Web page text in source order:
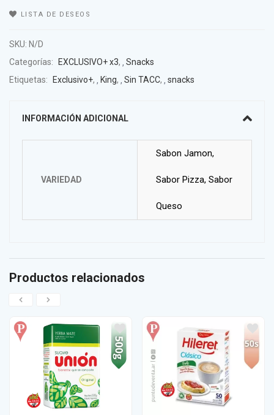
LISTA DE DESEOS
SKU: N/D
Categorías:
EXCLUSIVO+ x3,
Snacks
Etiquetas:
Exclusivo+, King, Sin TACC, snacks
INFORMACIÓN ADICIONAL
VARIEDAD
Sabon Jamon,
Sabor Pizza, Sabor
Queso
Productos relacionados